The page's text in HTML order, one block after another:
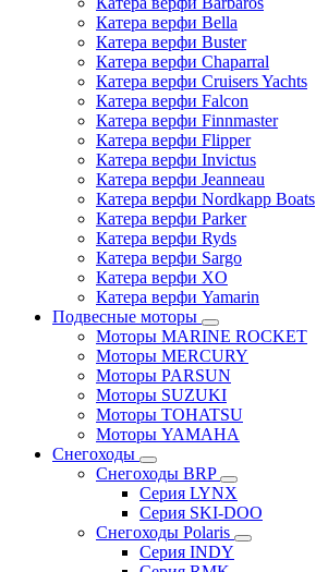
Катера верфи Bella
Катера верфи Buster
Катера верфи Chaparral
Катера верфи Cruisers Yachts
Катера верфи Falcon
Катера верфи Finnmaster
Катера верфи Flipper
Катера верфи Invictus
Катера верфи Jeanneau
Катера верфи Nordkapp Boats
Катера верфи Parker
Катера верфи Ryds
Катера верфи Sargo
Катера верфи XO
Катера верфи Yamarin
Подвесные моторы
Моторы MARINE ROCKET
Моторы MERCURY
Моторы PARSUN
Моторы SUZUKI
Моторы TOHATSU
Моторы YAMAHA
Снегоходы
Снегоходы BRP
Серия LYNX
Серия SKI-DOO
Снегоходы Polaris
Серия INDY